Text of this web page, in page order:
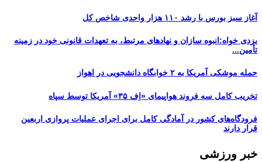
آغاز سبز بورس با رشد ۱۱۰ هزار واحدی شاخص کل
یزدی خواه:انبوه سازان و نهادهای مرتبط، به تعهدات قانونی خود در زمینه
تأمین...
حمله موشکی آمریکا به ۲ خوابگاه دانشجویی در اهواز
تخریب کامل سه فروند هواپیمای «اِف ۳۵» آمریکا توسط سپاه
فرودگاه‌های کشور در آمادگی کامل برای اجرای عملیات پروازی اربعین
قرار دارند
خبر ورزشی